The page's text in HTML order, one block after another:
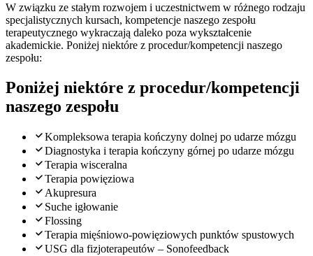
W związku ze stałym rozwojem i uczestnictwem w różnego rodzaju
specjalistycznych kursach, kompetencje naszego zespołu
terapeutycznego wykraczają daleko poza wykształcenie
akademickie. Poniżej niektóre z procedur/kompetencji naszego
zespołu:
Poniżej niektóre z procedur/kompetencji
naszego zespołu
Kompleksowa terapia kończyny dolnej po udarze mózgu
Diagnostyka i terapia kończyny górnej po udarze mózgu
Terapia wisceralna
Terapia powięziowa
Akupresura
Suche igłowanie
Flossing
Terapia mięśniowo-powięziowych punktów spustowych
USG dla fizjoterapeutów – Sonofeedback